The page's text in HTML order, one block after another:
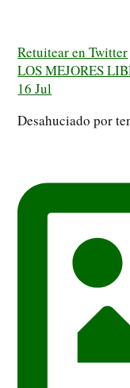
Retuitear en Twitter
LOS MEJORES
16 Jul
Desahuciado por